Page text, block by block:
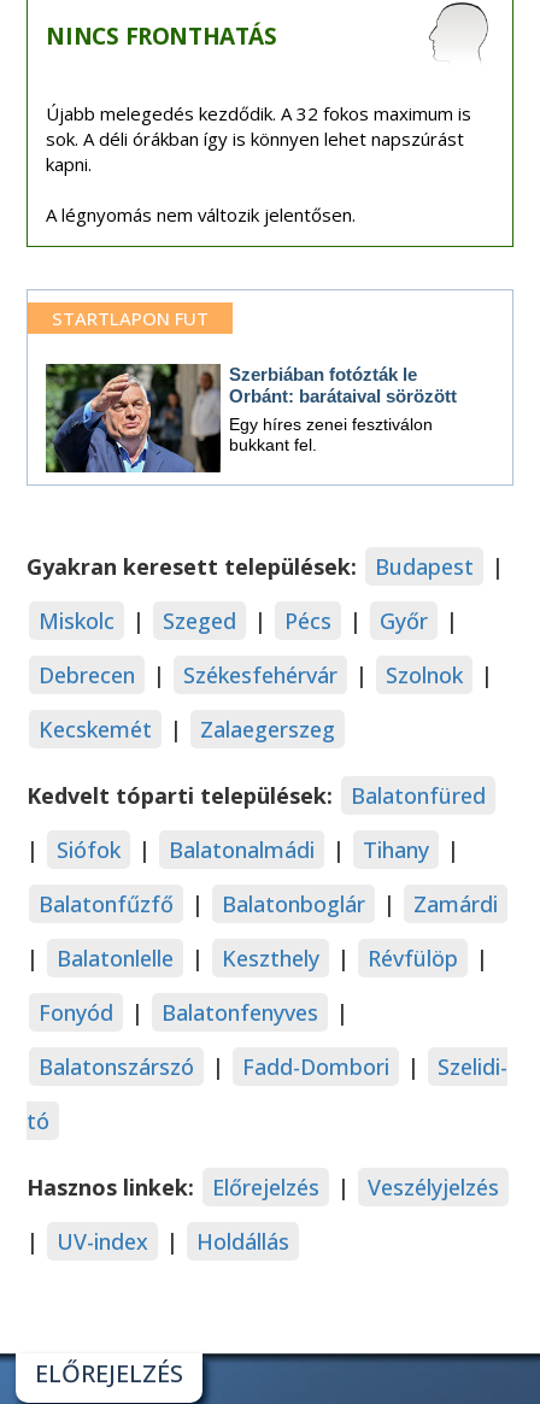
NINCS FRONTHATÁS
Újabb melegedés kezdődik. A 32 fokos maximum is
sok. A déli órákban így is könnyen lehet napszúrást
kapni.
A légnyomás nem változik jelentősen.
STARTLAPON FUT
Szerbiában fotózták le
Orbánt: barátaival sörözött
Egy híres zenei fesztiválon
bukkant fel.
Gyakran keresett települések: Budapest
|
Miskolc
| Szeged | Pécs | Győr
|
Debrecen
| Székesfehérvár | Szolnok
|
Kecskemét
| Zalaegerszeg
Kedvelt tóparti települések:
Balatonfüred
|
Siófok | Balatonalmádi | Tihany
|
Balatonfűzfő
| Balatonboglár |
Zamárdi
|
Balatonlelle | Keszthely | Révfülöp
|
Fonyód
| Balatonfenyves
|
Balatonszárszó
| Fadd-Dombori |
Szelidi-
tó
Hasznos linkek: Előrejelzés |
Veszélyjelzés
|
UV-index | Holdállás
ELŐREJELZÉS